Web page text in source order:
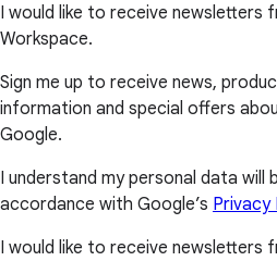
I would like to receive newsletters
Workspace.
Sign me up to receive news,
information and special offers
Google.
I understand my personal data will
accordance with Google’s Privacy
I would like to receive newsletters